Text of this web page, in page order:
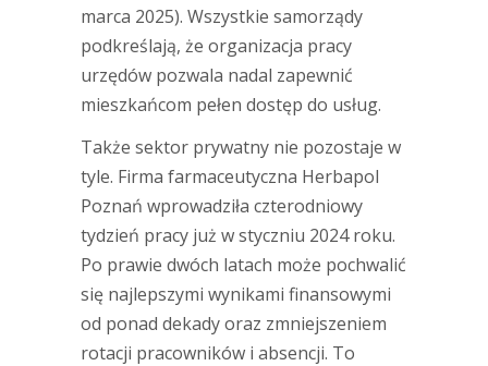
marca 2025). Wszystkie samorządy
podkreślają, że organizacja pracy
urzędów pozwala nadal zapewnić
mieszkańcom pełen dostęp do usług.
Także sektor prywatny nie pozostaje w
tyle. Firma farmaceutyczna Herbapol
Poznań wprowadziła czterodniowy
tydzień pracy już w styczniu 2024 roku.
Po prawie dwóch latach może pochwalić
się najlepszymi wynikami finansowymi
od ponad dekady oraz zmniejszeniem
rotacji pracowników i absencji. To